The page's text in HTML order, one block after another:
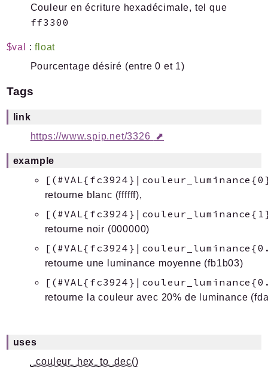
Couleur en écriture hexadécimale, tel que
ff3300
$val :float
Pourcentage désiré (entre 0 et 1)
Tags
link
https://www.spip.net/3326
example
retourne blanc (ffffff),
retourne noir (000000)
retourne une luminance moyenne (fb1b03)
retourne la couleur avec 20% de luminance
uses
_couleur_hex_to_dec()